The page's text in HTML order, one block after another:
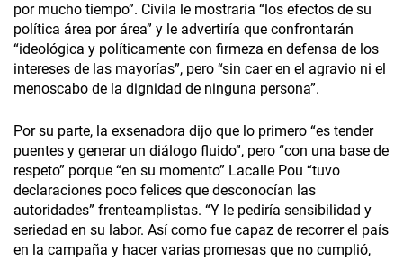
por mucho tiempo”. Civila le mostraría “los efectos de su
política área por área” y le advertiría que confrontarán
“ideológica y políticamente con firmeza en defensa de los
intereses de las mayorías”, pero “sin caer en el agravio ni el
menoscabo de la dignidad de ninguna persona”.
Por su parte, la exsenadora dijo que lo primero “es tender
puentes y generar un diálogo fluido”, pero “con una base de
respeto” porque “en su momento” Lacalle Pou “tuvo
declaraciones poco felices que desconocían las
autoridades” frenteamplistas. “Y le pediría sensibilidad y
seriedad en su labor. Así como fue capaz de recorrer el país
en la campaña y hacer varias promesas que no cumplió,